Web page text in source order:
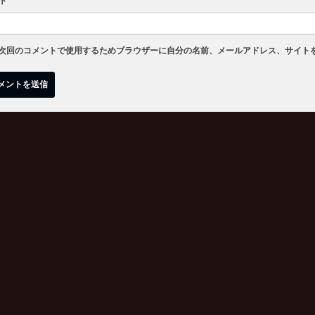
回のコメントで使用するためブラウザーに自分の名前、メールアドレス、サイト